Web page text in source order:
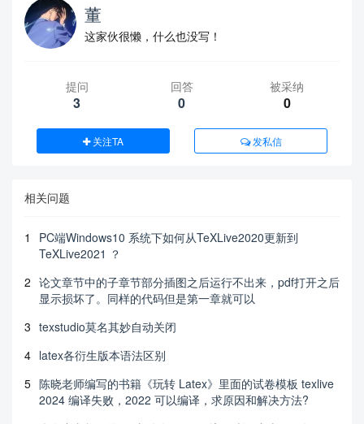
董
这家伙很懒，什么也没写！
提问
3
回答
0
被采纳
0
关注TA 发私信
相关问题
1
PC端Windows10 系统下如何从TeXLive2020更新到
TeXLive2021 ？
2 论文章节中的子章节部分插图之后运行不出来，pdf打开之后
显示损坏了。同样的代码但是第一章就可以
3 texstudio莫名其妙自动关闭
4 latex各衍生版本语法区别
5 陈晓老师编写的书籍《玩转 Latex》里面的试卷模板 texlive
2024 编译失败，2022 可以编译，求原因和解决方法?